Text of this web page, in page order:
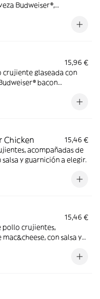
Budweiser®,
15,96 €
crujiente glaseada con
bacon
Chicken
15,46 €
acompañadas de
salsa y guarnición a elegir.
15,46 €
pollo crujientes,
con salsa y